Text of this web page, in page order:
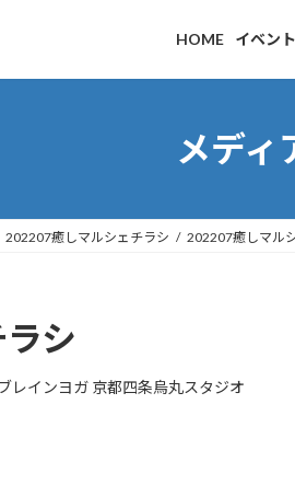
HOME イベント
メディ
202207癒しマルシェチラシ 202207癒しマル
シ
レインヨガ 京都四条烏丸スタジオ